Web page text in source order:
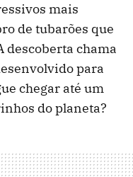
mais
de tubarões que
descoberta chama
para
chegar até um
do planeta?